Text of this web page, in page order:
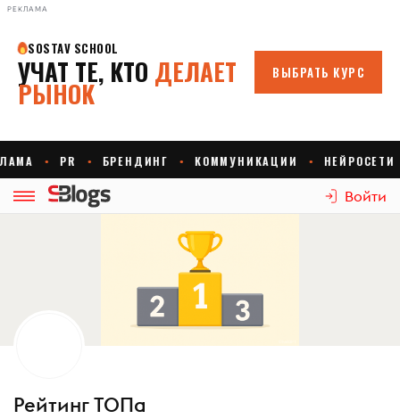
РЕКЛАМА
Войти
Рейтинг ТОПа